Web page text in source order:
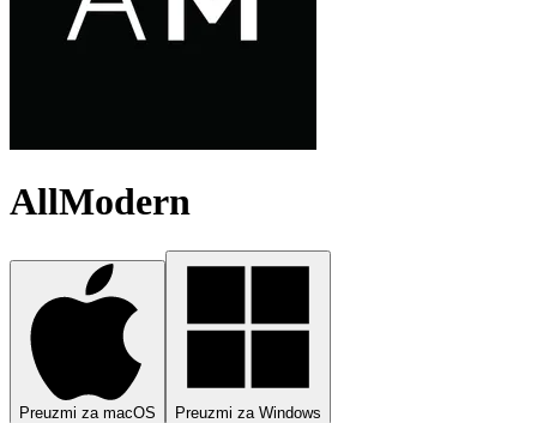
AllModern
Preuzmi za macOS Preuzmi za Windows